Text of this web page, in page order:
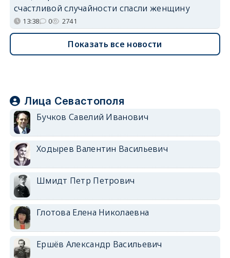
счастливой случайности спасли женщину
13:38 0 2741
Показать все новости
Лица Севастополя
Бучков Савелий Иванович
Ходырев Валентин Васильевич
Шмидт Петр Петрович
Глотова Елена Николаевна
Ершёв Александр Васильевич